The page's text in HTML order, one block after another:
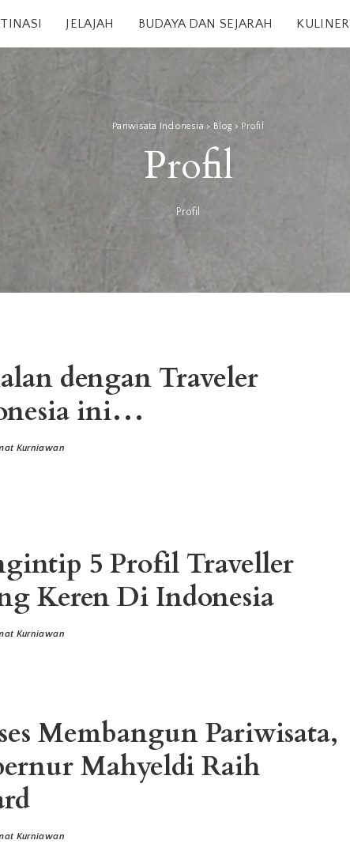
JELAJAH BUDAYA DAN SEJARAH KULINER
Pariwisata Indonesia > Blog > Profil
Profil
Profil
dengan Traveler
ini…
Kurniawan
5 Profil Traveller
Keren Di Indonesia
Kurniawan
Membangun Pariwisata,
Mahyeldi Raih
Kurniawan